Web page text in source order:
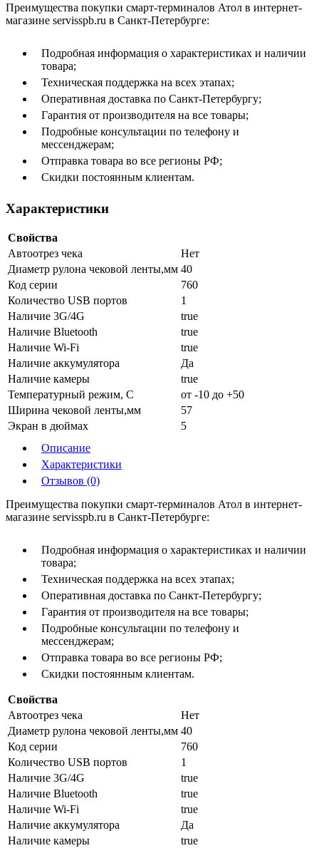
Преимущества покупки смарт-терминалов Атол в интернет-
магазине servisspb.ru в Санкт-Петербурге:
Подробная информация о характеристиках и наличии
товара;
Техническая поддержка на всех этапах;
Оперативная доставка по Санкт-Петербургу;
Гарантия от производителя на все товары;
Подробные консультации по телефону и
мессенджерам;
Отправка товара во все регионы РФ;
Скидки постоянным клиентам.
Характеристики
Свойства
Автоотрез чека
Нет
Диаметр рулона чековой ленты,мм 40
Код серии
760
Количество USB портов
1
Наличие 3G/4G
true
Наличие Bluetooth
true
Наличие Wi-Fi
true
Наличие аккумулятора
Да
Наличие камеры
true
Температурный режим, С
от -10 до +50
Ширина чековой ленты,мм
57
Экран в дюймах
5
Описание
Характеристики
Отзывов (0)
Преимущества покупки смарт-терминалов Атол в интернет-
магазине servisspb.ru в Санкт-Петербурге:
Подробная информация о характеристиках и наличии
товара;
Техническая поддержка на всех этапах;
Оперативная доставка по Санкт-Петербургу;
Гарантия от производителя на все товары;
Подробные консультации по телефону и
мессенджерам;
Отправка товара во все регионы РФ;
Скидки постоянным клиентам.
Свойства
Автоотрез чека
Нет
Диаметр рулона чековой ленты,мм 40
Код серии
760
Количество USB портов
1
Наличие 3G/4G
true
Наличие Bluetooth
true
Наличие Wi-Fi
true
Наличие аккумулятора
Да
Наличие камеры
true